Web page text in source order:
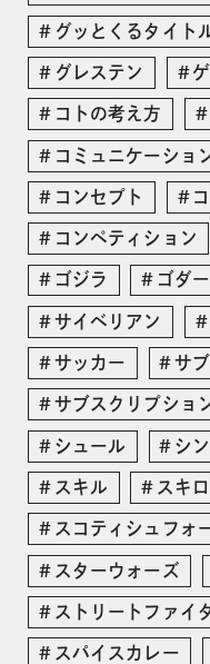
グッとくるタイト
グレステン
コトの考え方
コミュニケーショ
コンセプト
コンペティション
ゴジラ ゴダ
サイベリアン
サッカー サ
サブスクリプショ
シュール シン
スキル スキ
スコティシュフォ
スターウォーズ
ストリートファイ
スパイスカレー